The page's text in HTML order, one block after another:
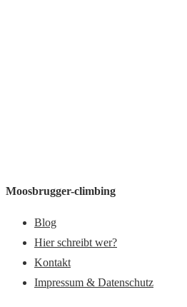
Moosbrugger-climbing
Blog
Hier schreibt wer?
Kontakt
Impressum & Datenschutz